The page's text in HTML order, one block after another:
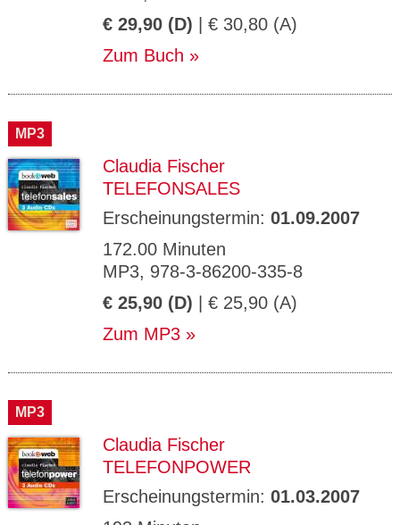
€ 29,90 (D) | € 30,80 (A)
Zum Buch
MP3
Claudia Fischer
TELEFONSALES
Erscheinungstermin: 01.09.2007
172.00 Minuten
MP3, 978-3-86200-335-8
€ 25,90 (D) | € 25,90 (A)
Zum MP3
MP3
Claudia Fischer
TELEFONPOWER
Erscheinungstermin: 01.03.2007